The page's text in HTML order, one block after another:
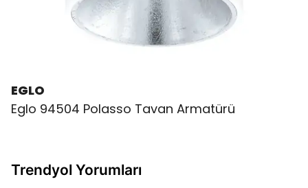
EGLO
Eglo 94504 Polasso Tavan Armatürü
Trendyol Yorumları